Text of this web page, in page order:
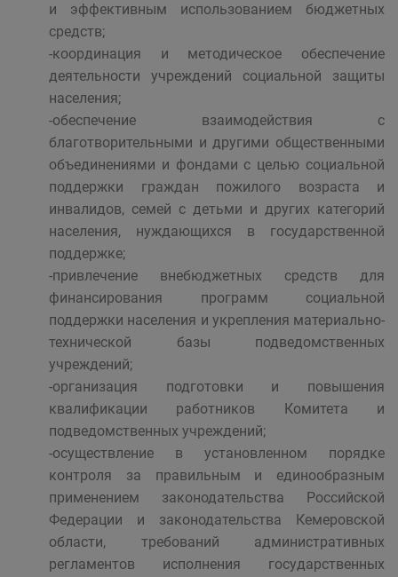
и эффективным использованием бюджетных
средств;
-координация и методическое обеспечение
деятельности учреждений социальной защиты
населения;
-обеспечение взаимодействия с
благотворительными и другими общественными
объединениями и фондами с целью социальной
поддержки граждан пожилого возраста и
инвалидов, семей с детьми и других категорий
населения, нуждающихся в государственной
поддержке;
-привлечение внебюджетных средств для
финансирования программ социальной
поддержки населения и укрепления материально-
технической базы подведомственных
учреждений;
-организация подготовки и повышения
квалификации работников Комитета и
подведомственных учреждений;
-осуществление в установленном порядке
контроля за правильным и единообразным
применением законодательства Российской
Федерации и законодательства Кемеровской
области, требований административных
регламентов исполнения государственных